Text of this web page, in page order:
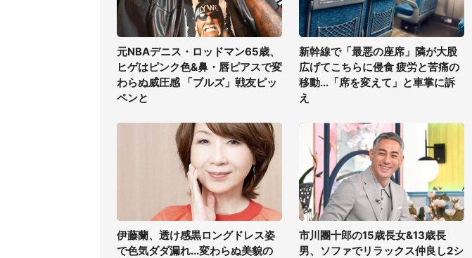
元NBAデニス・ロッドマン65歳、
ヒゲはピンク色&鼻・唇ピアスで変
わらぬ威圧感 「ブルズ」戦友ピッ
ペンと
新幹線で「最悪の座席」隣が大股
広げてこちらに侵食 疲労と苦痛の
移動...「席を変えて」と車掌に訴
え
伊藤蘭、透け感黒ロングドレス姿
で色気ダダ漏れ...変わらぬ美貌の
市川團十郎の15歳長女&13歳長
男、ソファでリラックス仲良し2シ